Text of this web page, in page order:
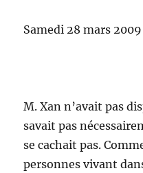
Samedi 28 mars 2009
M. Xan n’avait pas
savait pas
se cachait pas.
personnes vivant